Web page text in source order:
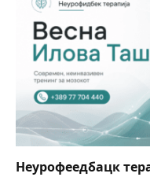
Неурофеедбацк